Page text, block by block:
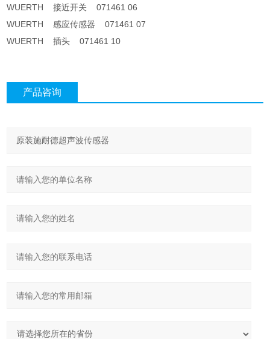
WUERTH 接近开关 071461 06
WUERTH 感应传感器 071461 07
WUERTH 插头 071461 10
产品咨询